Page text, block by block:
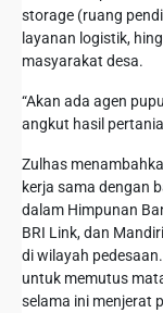
storage (ruang
layanan logistik,
masyarakat desa.
“Akan ada agen
angkut hasil
Zulhas
kerja sama dengan
dalam Himpunan
BRI Link, dan
di wilayah
untuk memutus
selama ini menjerat